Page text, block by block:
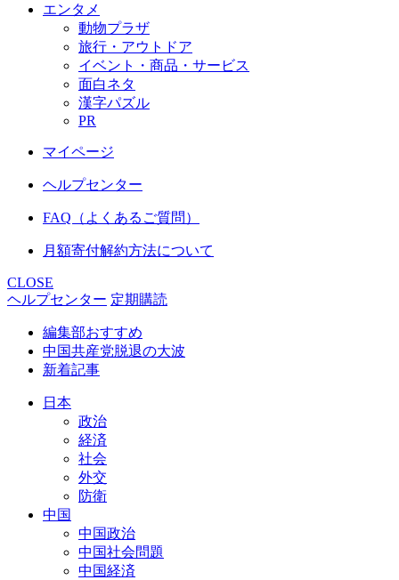
エンタメ
動物プラザ
旅行・アウトドア
イベント・商品・サービス
面白ネタ
漢字パズル
PR
マイページ
ヘルプセンター
FAQ（よくあるご質問）
月額寄付解約方法について
CLOSE
ヘルプセンター 定期購読
編集部おすすめ
中国共産党脱退の大波
新着記事
日本
政治
経済
社会
外交
防衛
中国
中国政治
中国社会問題
中国経済